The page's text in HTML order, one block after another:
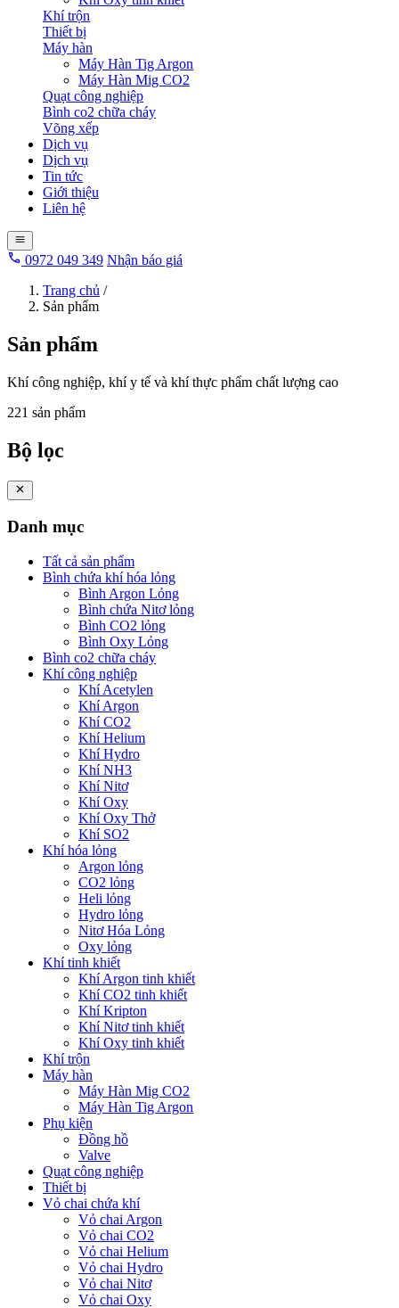
Khí trộn
Thiết bị
Máy hàn
Máy Hàn Tig Argon
Máy Hàn Mig CO2
Quạt công nghiệp
Bình co2 chữa cháy
Võng xếp
Dịch vụ
Dịch vụ
Tin tức
Giới thiệu
Liên hệ
0972 049 349 Nhận báo giá
Trang chủ /
Sản phẩm
Sản phẩm
Khí công nghiệp, khí y tế và khí thực phẩm chất lượng cao
221 sản phẩm
Bộ lọc
Danh mục
Tất cả sản phẩm
Bình chứa khí hóa lỏng
Bình Argon Lỏng
Bình chứa Nitơ lỏng
Bình CO2 lỏng
Bình Oxy Lỏng
Bình co2 chữa cháy
Khí công nghiệp
Khí Acetylen
Khí Argon
Khí CO2
Khí Helium
Khí Hydro
Khí NH3
Khí Nitơ
Khí Oxy
Khí Oxy Thở
Khí SO2
Khí hóa lỏng
Argon lỏng
CO2 lỏng
Heli lỏng
Hydro lỏng
Nitơ Hóa Lỏng
Oxy lỏng
Khí tinh khiết
Khí Argon tinh khiết
Khí CO2 tinh khiết
Khí Kripton
Khí Nitơ tinh khiết
Khí Oxy tinh khiết
Khí trộn
Máy hàn
Máy Hàn Mig CO2
Máy Hàn Tig Argon
Phụ kiện
Đồng hồ
Valve
Quạt công nghiệp
Thiết bị
Vỏ chai chứa khí
Vỏ chai Argon
Vỏ chai CO2
Vỏ chai Helium
Vỏ chai Hydro
Vỏ chai Nitơ
Vỏ chai Oxy